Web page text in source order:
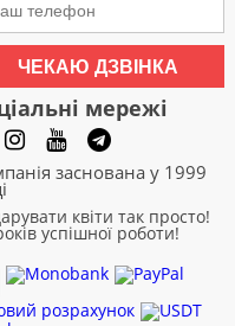
ЧЕКАЮ ДЗВІНКА
мережі
заснована у 1999
квіти так просто!
успішної роботи!